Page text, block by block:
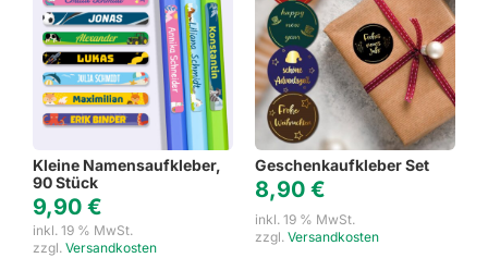
Kleine Namensaufkleber,
90 Stück
9,90 €
inkl. 19 % MwSt.
zzgl. Versandkosten
Geschenkaufkleber Set
8,90 €
inkl. 19 % MwSt.
zzgl. Versandkosten